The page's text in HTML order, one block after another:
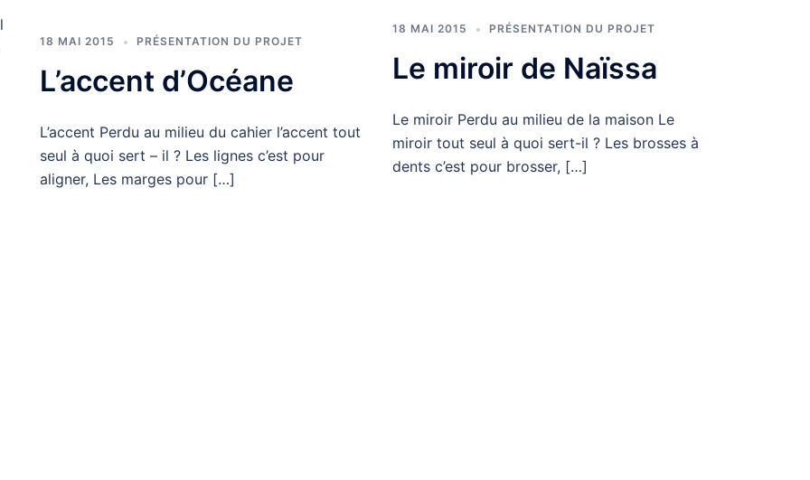
18 MAI 2015 PRÉSENTATION DU PROJET
L’accent d’Océane
L’accent Perdu au milieu du cahier l’accent tout
seul à quoi sert – il ? Les lignes c’est pour
aligner, Les marges pour […]
18 MAI 2015 PRÉSENTATION DU PROJET
Le miroir de Naïssa
Le miroir Perdu au milieu de la maison Le
miroir tout seul à quoi sert-il ? Les brosses à
dents c’est pour brosser, […]